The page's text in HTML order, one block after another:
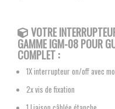
VOTRE
GAMME IGM-08 POUR
COMPLET :
1X interrupteur on/off avec
2x vis de fixation